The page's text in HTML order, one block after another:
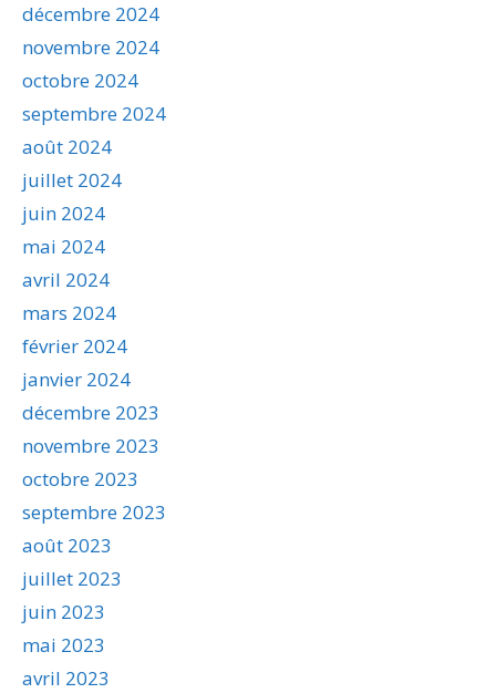
décembre 2024
novembre 2024
octobre 2024
septembre 2024
août 2024
juillet 2024
juin 2024
mai 2024
avril 2024
mars 2024
février 2024
janvier 2024
décembre 2023
novembre 2023
octobre 2023
septembre 2023
août 2023
juillet 2023
juin 2023
mai 2023
avril 2023